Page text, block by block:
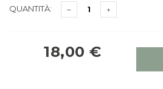
QUANTITÀ:
18,00 €